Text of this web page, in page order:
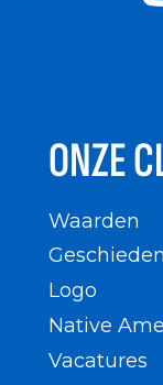
ONZE
Waarden
Logo
Native
Vacatures